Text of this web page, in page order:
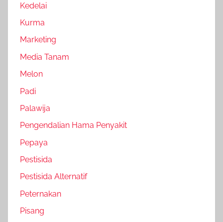
Kedelai
Kurma
Marketing
Media Tanam
Melon
Padi
Palawija
Pengendalian Hama Penyakit
Pepaya
Pestisida
Pestisida Alternatif
Peternakan
Pisang